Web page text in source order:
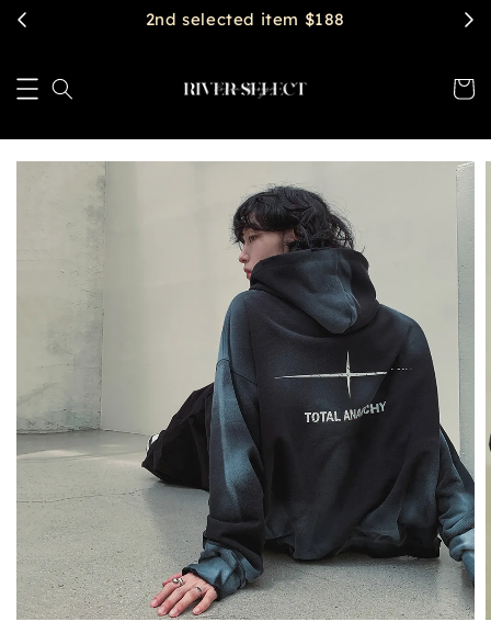
2nd selected item $188